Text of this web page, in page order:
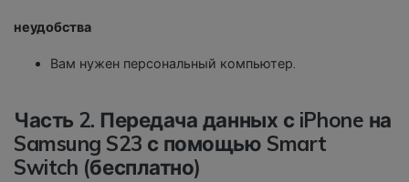
неудобства
Вам нужен персональный компьютер.
Часть 2. Передача данных с iPhone на
Samsung S23 с помощью Smart
Switch (бесплатно)